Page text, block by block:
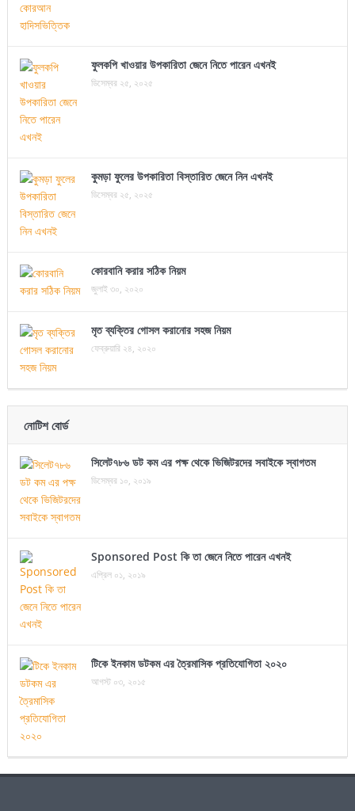
ফুলকপি খাওয়ার উপকারিতা জেনে নিতে পারেন এখনই
ডিসেম্বর ২৫, ২০২৫
কুমড়া ফুলের উপকারিতা বিস্তারিত জেনে নিন এখনই
ডিসেম্বর ২৫, ২০২৫
কোরবানি করার সঠিক নিয়ম
জুলাই ৩০, ২০২০
মৃত ব্যক্তির গোসল করানোর সহজ নিয়ম
ফেব্রুয়ারি ২৪, ২০২০
নোটিশ বোর্ড
সিলেট৭৮৬ ডট কম এর পক্ষ থেকে ভিজিটরদের সবাইকে স্বাগতম
ডিসেম্বর ১০, ২০১৯
Sponsored Post কি তা জেনে নিতে পারেন এখনই
এপ্রিল ০১, ২০১৯
টিকে ইনকাম ডটকম এর ত্রৈমাসিক প্রতিযোগিতা ২০২০
আগস্ট ০৩, ২০১৫